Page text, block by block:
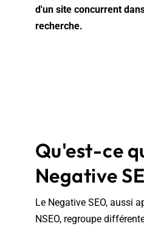
d'un site concurrent
recherche.
Qu'est-ce
Negative
Le Negative SEO, aussi
NSEO, regroupe